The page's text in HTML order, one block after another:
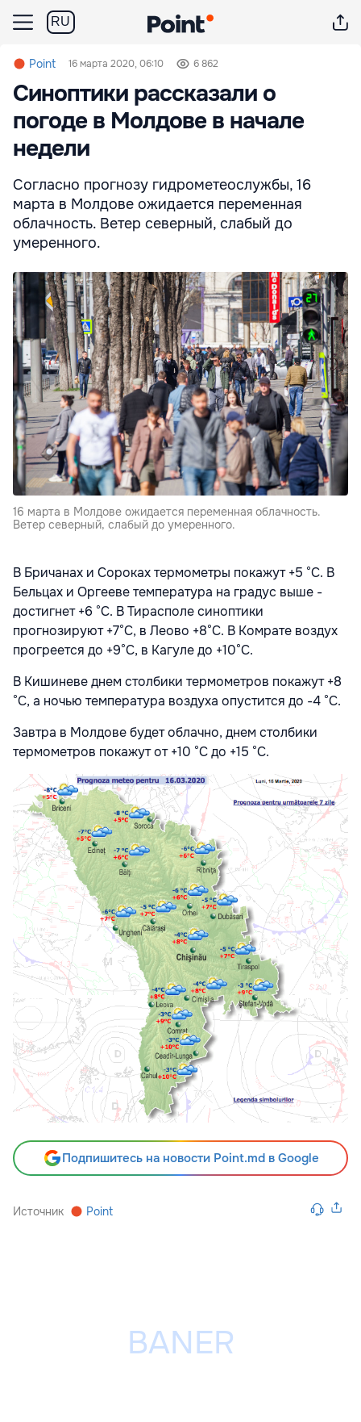
RU
Point 16 марта 2020, 06:10 6 862
Синоптики рассказали о
погоде в Молдове в начале
недели
Согласно прогнозу гидрометеослужбы, 16
марта в Молдове ожидается переменная
облачность. Ветер северный, слабый до
умеренного.
16 марта в Молдове ожидается переменная облачность.
Ветер северный, слабый до умеренного.
В Бричанах и Сороках термометры покажут +5 °С. В
Бельцах и Оргееве температура на градус выше -
достигнет +6 °С. В Тирасполе синоптики
прогнозируют +7°С, в Леово +8°С. В Комрате воздух
прогреется до +9°С, в Кагуле до +10°С.
В Кишиневе днем столбики термометров покажут +8
°С, а ночью температура воздуха опустится до -4 °С.
Завтра в Молдове будет облачно, днем столбики
термометров покажут от +10 °С до +15 °С.
Подпишитесь на новости Point.md в Google
Источник Point